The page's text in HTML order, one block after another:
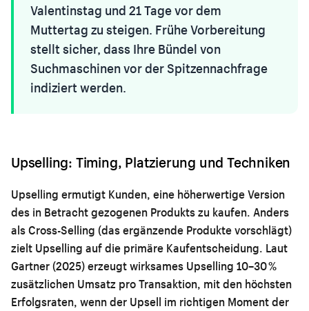
Valentinstag und 21 Tage vor dem
Muttertag zu steigen. Frühe Vorbereitung
stellt sicher, dass Ihre Bündel von
Suchmaschinen vor der Spitzennachfrage
indiziert werden.
Upselling: Timing, Platzierung und Techniken
Upselling ermutigt Kunden, eine höherwertige Version
des in Betracht gezogenen Produkts zu kaufen. Anders
als Cross-Selling (das ergänzende Produkte vorschlägt)
zielt Upselling auf die primäre Kaufentscheidung. Laut
Gartner (2025) erzeugt wirksames Upselling 10–30 %
zusätzlichen Umsatz pro Transaktion, mit den höchsten
Erfolgsraten, wenn der Upsell im richtigen Moment der